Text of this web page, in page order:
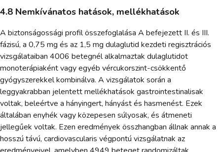
4.8 Nemkívánatos hatások, mellékhatások
A biztonságossági profil összefoglalása A befejezett II. és III.
fázisú, a 0,75 mg és az 1,5 mg dulaglutid kezdeti regisztrációs
vizsgálataiban 4006 betegnél alkalmaztak dulaglutidot
monoterápiaként vagy egyéb vércukorszint-csökkentő
gyógyszerekkel kombinálva. A vizsgálatok során a
leggyakrabban jelentett mellékhatások gastrointestinalisak
voltak, beleértve a hányingert, hányást és hasmenést. Ezek
általában enyhék vagy közepesen súlyosak, és átmeneti
jellegűek voltak. Ezen eredmények összhangban állnak annak a
hosszú távú, cardiovascularis végpontú vizsgálatnak az